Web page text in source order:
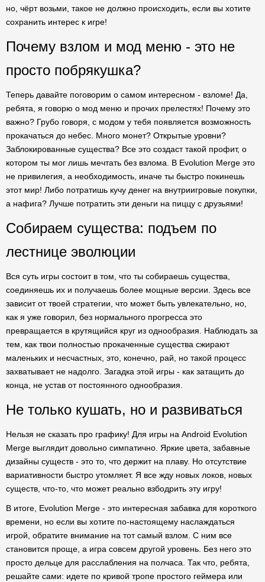
но, чёрт возьми, такое не должно происходить, если вы хотите
сохранить интерес к игре!
Почему взлом и мод меню - это не
просто побрякушка?
Теперь давайте поговорим о самом интересном - взломе! Да,
ребята, я говорю о мод меню и прочих прелестях! Почему это
важно? Грубо говоря, с модом у тебя появляется возможность
прокачаться до небес. Много монет? Открытые уровни?
Заблокированные существа? Все это создаст такой профит, о
котором ты мог лишь мечтать без взлома. В Evolution Merge это
не привилегия, а необходимость, иначе ты быстро покинешь
этот мир! Либо потратишь кучу денег на внутриигровые покупки,
а нафига? Лучше потратить эти деньги на пиццу с друзьями!
Собираем существа: подъем по
лестнице эволюции
Вся суть игры состоит в том, что ты собираешь существа,
соединяешь их и получаешь более мощные версии. Здесь все
зависит от твоей стратегии, что может быть увлекательно, но,
как я уже говорил, без нормального прогресса это
превращается в крутящийся круг из однообразия. Наблюдать за
тем, как твои полностью прокаченные существа сжирают
маленьких и несчастных, это, конечно, рай, но такой процесс
захватывает не надолго. Загадка этой игры - как затащить до
конца, не устав от постоянного однообразия.
Не только кушать, но и развиваться
Нельзя не сказать про графику! Для игры на Android Evolution
Merge выглядит довольно симпатично. Яркие цвета, забавные
дизайны существ - это то, что держит на плаву. Но отсутствие
вариативности быстро утомляет. Я все жду новых локов, новых
существ, что-то, что может реально взбодрить эту игру!
В итоге, Evolution Merge - это интересная забавка для короткого
времени, но если вы хотите по-настоящему наслаждаться
игрой, обратите внимание на тот самый взлом. С ним все
становится проще, а игра совсем другой уровень. Без него это
просто дельце для расслабления на полчаса. Так что, ребята,
решайте сами: идете по кривой тропе простого геймера или